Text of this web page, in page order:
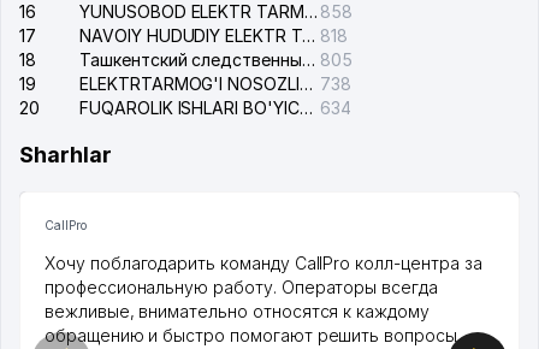
16
YUNUSOBOD ELEKTR TARMOG'I NOSOZLIKLARI XIZMATI 858
17
NAVOIY HUDUDIY ELEKTR TARMOQLARI KORXONASI AJ 818
18
Ташкентский следственный изолятор 805
19
ELEKTRTARMOG'I NOSOZLIKLARINI TO'ZATISH SERGELI XIZMATI 738
20
FUQAROLIK ISHLARI BO'YICHA UCH-TEPA TUMANI SUDI 634
Sharhlar
CallPro
Хочу поблагодарить команду CallPro колл-центра за
профессиональную работу. Операторы всегда
вежливые, внимательно относятся к каждому
обращению и быстро помогают решить вопросы.